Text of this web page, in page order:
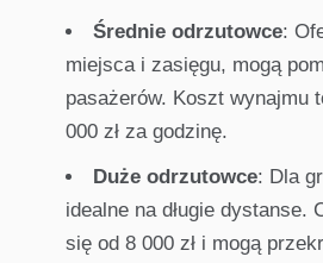
Średnie odrzutowce:
miejsca i zasięgu, mogą
pasażerów. Koszt wynajmu
000 zł za godzinę.
Duże odrzutowce: Dla
idealne na długie dystanse.
się od 8 000 zł i mogą